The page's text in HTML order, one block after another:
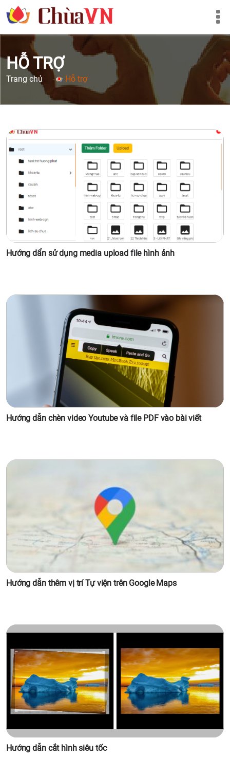
HỖ TRỢ
Trang chủ - Hỗ trợ
Hướng dẩn sử dụng media upload file hình ảnh
Hướng dẫn chèn video Youtube và file PDF vào bài viết
Hướng dẫn thêm vị trí Tự viện trên Google Maps
Hướng dẫn cắt hình siêu tốc